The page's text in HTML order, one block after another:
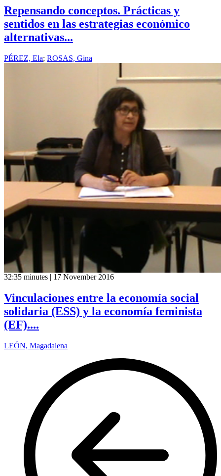
Repensando conceptos. Prácticas y
sentidos en las estrategias económico
alternativas...
PÉREZ, Ela; ROSAS, Gina
32:35 minutes | 17 November 2016
Vinculaciones entre la economía social
solidaria (ESS) y la economía feminista
(EF)....
LEÓN, Magadalena